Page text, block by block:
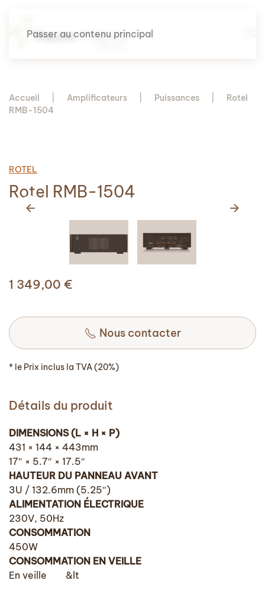
Passer au contenu principal
Accueil Amplificateurs Puissances
Rotel
RMB-1504
ROTEL
Rotel RMB-1504
1 349,00 €
Nous contacter
* le Prix inclus la TVA (20%)
Détails du produit
DIMENSIONS (L × H × P)
431 × 144 × 443mm
17″ × 5.7″ × 17.5″
HAUTEUR DU PANNEAU AVANT
3U / 132.6mm (5.25″)
ALIMENTATION ÉLECTRIQUE
230V, 50Hz
CONSOMMATION
450W
CONSOMMATION EN VEILLE
En veille &lt